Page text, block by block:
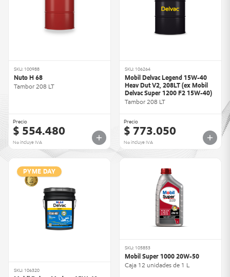
SKU: 100988
Nuto H 68
Tambor 208 LT
Precio
$ 554.480
No incluye IVA
SKU: 106264
Mobil Delvac Legend 15W-40
Heav Dut V2, 208LT (ex Mobil
Delvac Super 1200 F2 15W-40)
Tambor 208 LT
Precio
$ 773.050
No incluye IVA
PYME DAY
SKU: 106320
SKU: 105853
Mobil Super 1000 20W-50
Caja 12 unidades de 1 L